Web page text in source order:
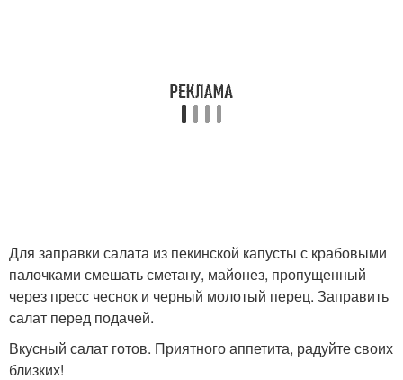
Для заправки салата из пекинской капусты с крабовыми
палочками смешать сметану, майонез, пропущенный
через пресс чеснок и черный молотый перец. Заправить
салат перед подачей.
Вкусный салат готов. Приятного аппетита, радуйте своих
близких!